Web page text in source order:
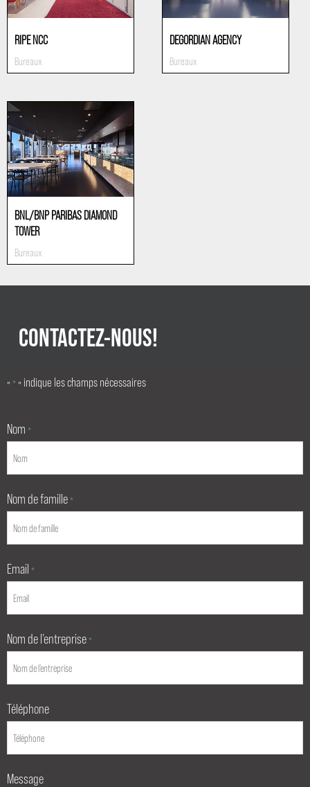
RIPE NCC
Bureaux
DEGORDIAN AGENCY
Bureaux
BNL/BNP PARIBAS DIAMOND
TOWER
Bureaux
CONTACTEZ-NOUS!
« * » indique les champs nécessaires
Nom *
Nom de famille *
Email *
Nom de l’entreprise *
Téléphone
Message